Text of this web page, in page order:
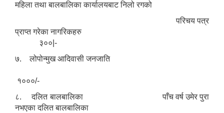
महिला तथा बालबालिका कार्यालयबाट निलो रगको
परिचय पत्र
प्राप्त गरेका नागरिकहरु
३००|-
७. लोपोन्मुख आदिवासी जनजाति
१०००/-
८. दलित बालबालिका पाँच वर्ष उमेर पुरा
नभएका दलित बालबालिका